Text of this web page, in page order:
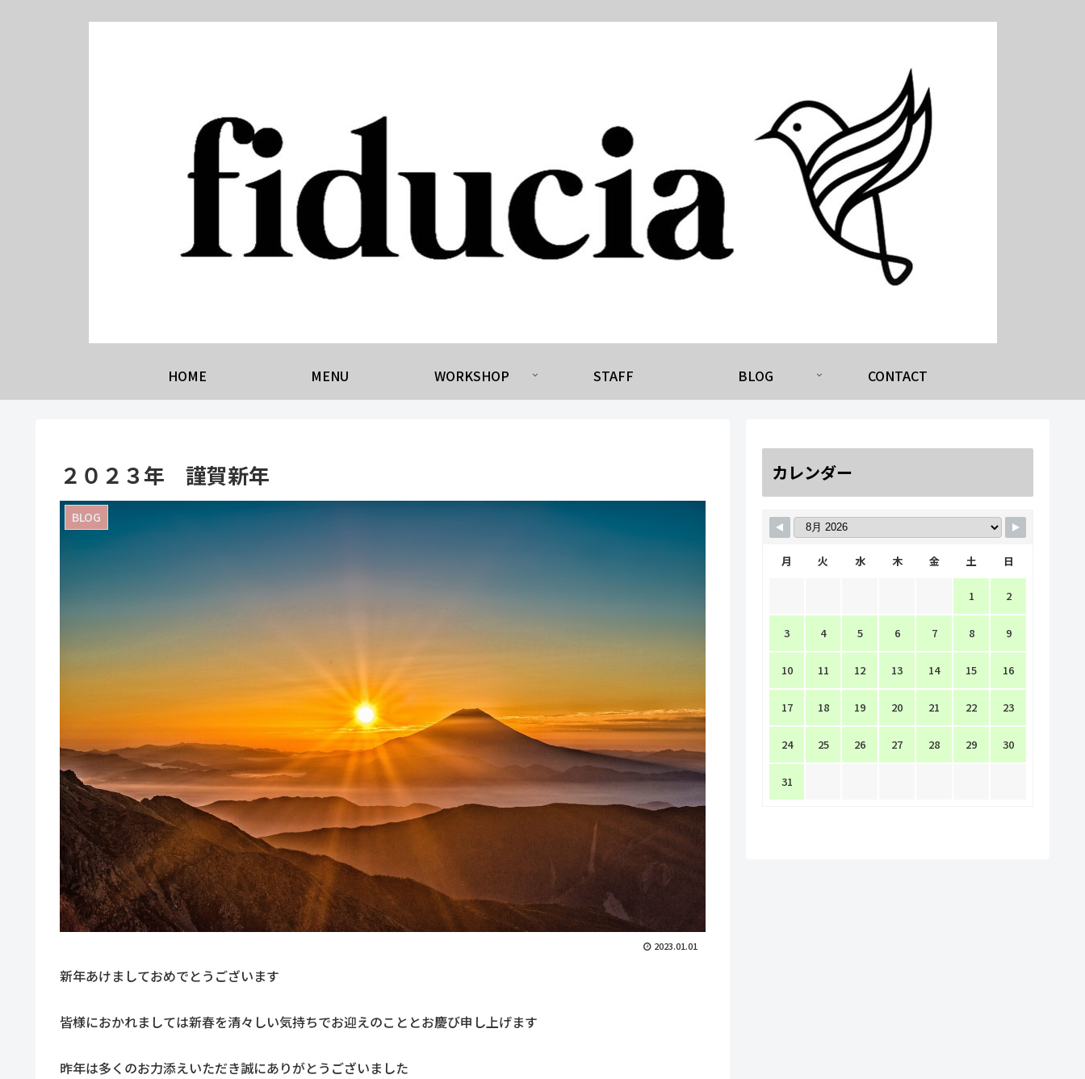
HOME MENU WORKSHOP STAFF BLOG CONTACT
２０２３年 謹賀新年
BLOG
2023.01.01
新年あけましておめでとうございます
皆様におかれましては新春を清々しい気持ちでお迎えのこととお慶び申し上げます
昨年は多くのお力添えいただき誠にありがとうございました
カレンダー
月 火 水 木 金 土 日
1 2
3 4 5 6 7 8 9
10 11 12 13 14 15 16
17 18 19 20 21 22 23
24 25 26 27 28 29 30
31